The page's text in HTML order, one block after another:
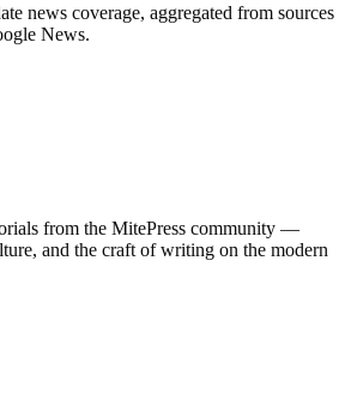
news coverage, aggregated from sources
News.
from the MitePress community —
and the craft of writing on the modern